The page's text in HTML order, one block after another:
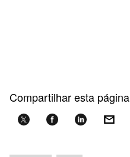
Compartilhar esta página